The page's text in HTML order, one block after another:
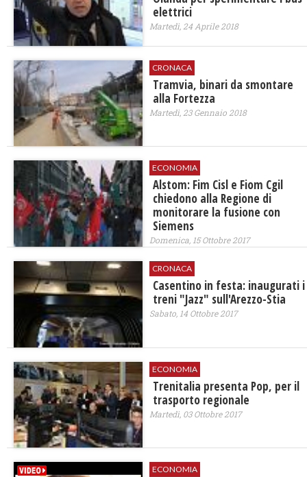
elettrici
Martedì, 24 Aprile 2018
CRONACA
Tramvia, binari da smontare
alla Fortezza
Martedì, 23 Gennaio 2018
ECONOMIA
Alstom: Fim Cisl e Fiom Cgil
chiedono alla Regione di
monitorare la fusione con
Siemens
Domenica, 15 Ottobre 2017
CRONACA
Casentino in festa: inaugurati i
treni "Jazz" sull'Arezzo-Stia
Sabato, 14 Ottobre 2017
ECONOMIA
​Trenitalia presenta Pop, per il
trasporto regionale
Martedì, 03 Ottobre 2017
ECONOMIA